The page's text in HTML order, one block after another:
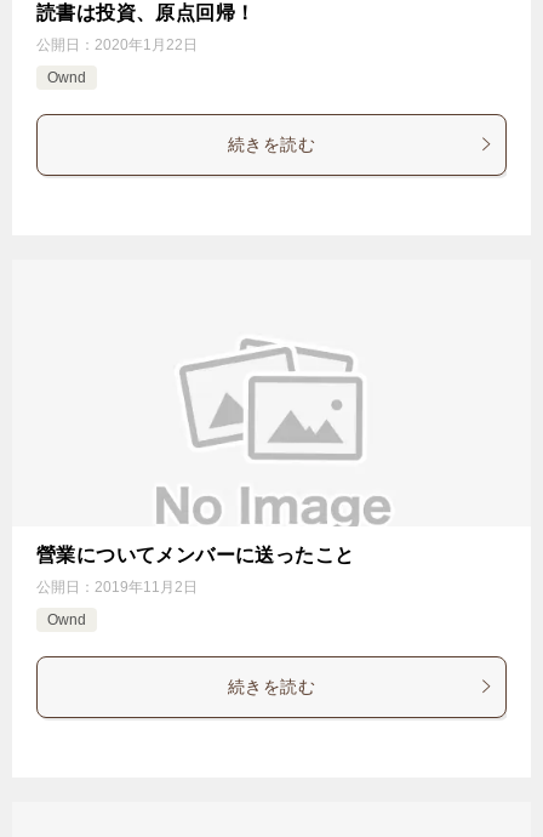
読書は投資、原点回帰！
公開日： 2020年1月22日
Ownd
続きを読む
營業についてメンバーに送ったこと
公開日： 2019年11月2日
Ownd
続きを読む